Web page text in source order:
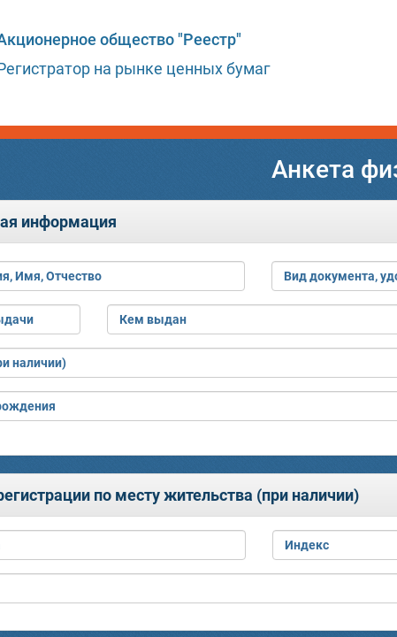
общество "Реестр"
на рынке ценных бумаг
Анкета
информация
Имя, Отчество Вид документа,
Кем выдан
наличии)
по месту жительства (при наличии)
Индекс